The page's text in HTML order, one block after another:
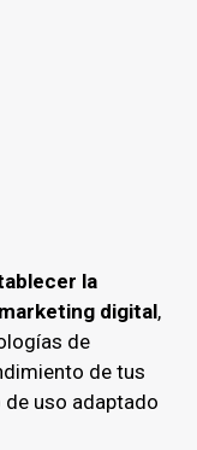
la
digital,
de
de tus
de uso adaptado